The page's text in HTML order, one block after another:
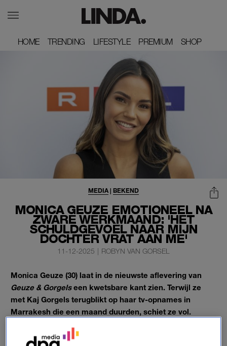
HOME
HOME TRENDING
TRENDING LIFESTYLE
LIFESTYLE PREMIUM
PREMIUM SHOP
SHOP
MONICA GEUZE EMOTIONEEL NA
ZWARE WERKMAAND: 'HET
SCHULDGEVOEL NAAR MIJN
DOCHTER VRAT AAN ME'
MEDIA | BEKEND
11-12-2025 | ROBYN VAN GORSEL
Monica Geuze (30) laat in de nieuwste aflevering van
Geuze & Gorgelseen kwetsbare kant zien. Terwijl ze
met Kaj Gorgels terugblikt op haar tv-opnames in
Marrakesh die een maand duurden, schiet ze vol.
De combinatie van keihard werken, haar drukke agenda én
het gemis van dochter Zara-Lizzy is haar simpelweg even te